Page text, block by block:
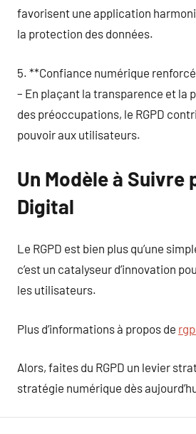
favorisent une application
la protection des données.
5. **Confiance numérique
– En plaçant la transparence et la
des préoccupations, le RGPD
pouvoir aux utilisateurs.
Un Modèle à Suivre
Digital
Le RGPD est bien plus qu’une
c’est un catalyseur d’innovation
les utilisateurs.
Plus d’informations à propos de
Alors, faites du RGPD un levier
stratégie numérique dès